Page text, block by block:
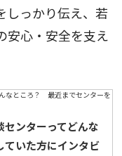
しっかり伝え、若
安心・安全を支え
ンターってどんな
いた方にインタビ